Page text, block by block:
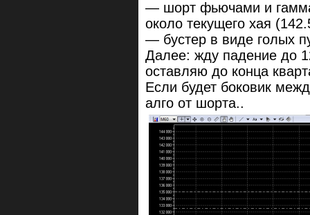
— шорт фьючами и
около текущего хая
— бустер в виде голых
Далее: жду падение до
оставляю до конца
Если будет боковик
алго от шорта..